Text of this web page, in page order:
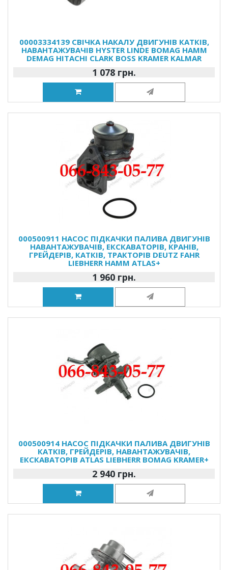
00003334139 СВІЧКА НАКАЛУ ДВИГУНІВ КАТКІВ,
НАВАНТАЖУВАЧІВ HYSTER LINDE BOMAG HAMM
DEMAG HITACHI CLARK BOSS KRAMER KALMAR
1 078 грн.
000500911 НАСОС ПІДКАЧКИ ПАЛИВА ДВИГУНІВ
НАВАНТАЖУВАЧІВ, ЕКСКАВАТОРІВ, КРАНІВ,
ГРЕЙДЕРІВ, КАТКІВ, ТРАКТОРІВ DEUTZ FAHR
LIEBHERR HAMM ATLAS+
1 960 грн.
000500914 НАСОС ПІДКАЧКИ ПАЛИВА ДВИГУНІВ
КАТКІВ, ГРЕЙДЕРІВ, НАВАНТАЖУВАЧІВ,
ЕКСКАВАТОРІВ ATLAS LIEBHERR BOMAG KRAMER+
2 940 грн.